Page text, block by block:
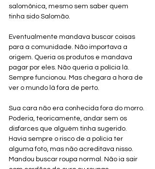
salomônica, mesmo sem saber quem
tinha sido Salomão.
Eventualmente mandava buscar coisas
para a comunidade. Não importava a
origem. Queria os produtos e mandava
pagar por eles. Não queria a polícia lá.
Sempre funcionou. Mas chegara a hora de
ver o mundo lá fora de perto.
Sua cara não era conhecida fora do morro.
Poderia, teoricamente, andar sem os
disfarces que alguém tinha sugerido.
Havia sempre o risco de a polícia ter
alguma foto, mas não acreditava nisso.
Mandou buscar roupa normal. Não ia sair